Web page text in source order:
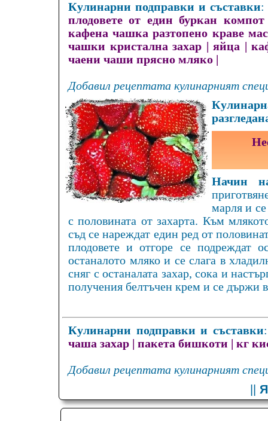
Кулинарни подправки и съставки
плодовете от един буркан
кафена чашка разтопено краве
чашки кристална захар
яйца |
чаени чаши прясно мляко
Добавил рецептата кулинарният
Начин
марля и се
с половината от захарта. Към
съд се нареждат един ред от
плодовете и отгоре се подреждат
останалото мляко и се слага в
сняг с останалата захар, сока и
получения белтъчен крем и се държи
Кулинарни подправки и съставки
чаша захар
пакета бишкоти кг
Добавил рецептата кулинарният